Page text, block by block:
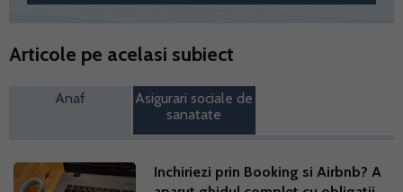
Articole pe acelasi subiect
Anaf
Asigurari sociale de
sanatate
Inchiriezi prin Booking si Airbnb? A